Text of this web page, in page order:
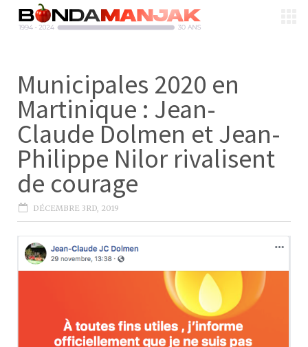
Municipales 2020 en
Martinique : Jean-
Claude Dolmen et Jean-
Philippe Nilor rivalisent
de courage
DÉCEMBRE 3RD, 2019